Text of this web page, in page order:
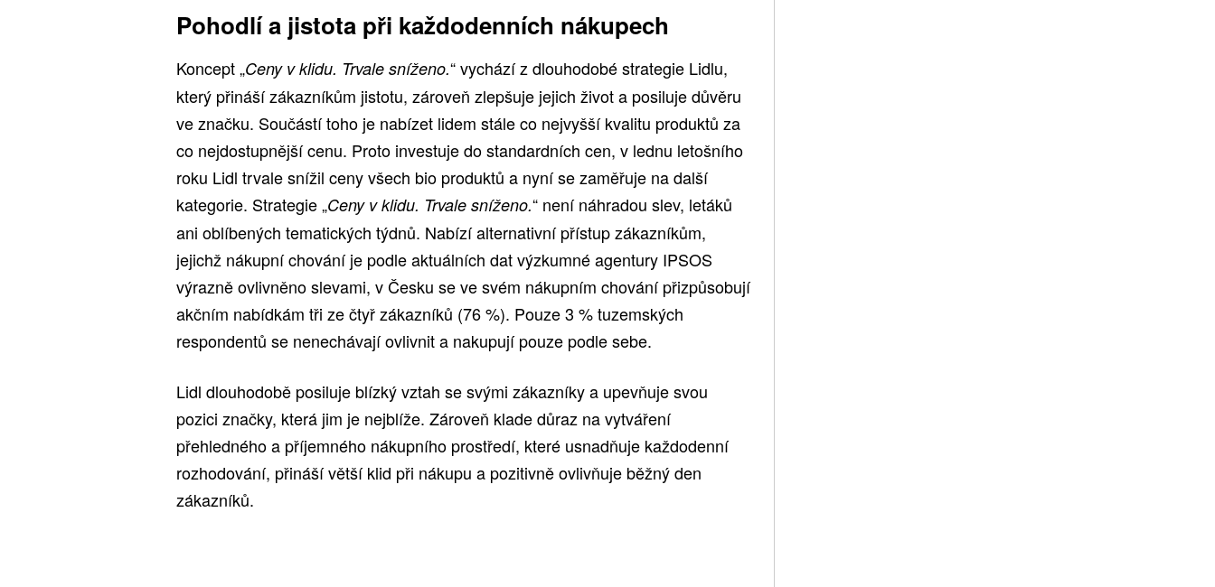
Pohodlí a jistota při každodenních nákupech
Koncept „Ceny v klidu. Trvale sníženo.“ vychází z dlouhodobé strategie Lidlu,
který přináší zákazníkům jistotu, zároveň zlepšuje jejich život a posiluje důvěru
ve značku. Součástí toho je nabízet lidem stále co nejvyšší kvalitu produktů za
co nejdostupnější cenu. Proto investuje do standardních cen, v lednu letošního
roku Lidl trvale snížil ceny všech bio produktů a nyní se zaměřuje na další
kategorie. Strategie „Ceny v klidu. Trvale sníženo.“ není náhradou slev, letáků
ani oblíbených tematických týdnů. Nabízí alternativní přístup zákazníkům,
jejichž nákupní chování je podle aktuálních dat výzkumné agentury IPSOS
výrazně ovlivněno slevami, v Česku se ve svém nákupním chování přizpůsobují
akčním nabídkám tři ze čtyř zákazníků (76 %). Pouze 3 % tuzemských
respondentů se nenechávají ovlivnit a nakupují pouze podle sebe.
Lidl dlouhodobě posiluje blízký vztah se svými zákazníky a upevňuje svou
pozici značky, která jim je nejblíže. Zároveň klade důraz na vytváření
přehledného a příjemného nákupního prostředí, které usnadňuje každodenní
rozhodování, přináší větší klid při nákupu a pozitivně ovlivňuje běžný den
zákazníků.